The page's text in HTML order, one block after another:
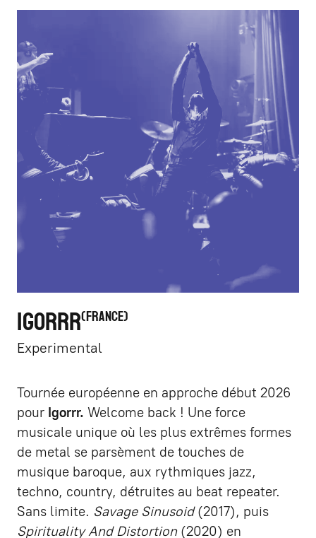
IGORRR FRANCE
Experimental
Tournée européenne en approche début 2026
pour Igorrr. Welcome back ! Une force
musicale unique où les plus extrêmes formes
de metal se parsèment de touches de
musique baroque, aux rythmiques jazz,
techno, country, détruites au beat repeater.
Sans limite. Savage Sinusoid(2017), puis
Spirituality And Distortion(2020) en